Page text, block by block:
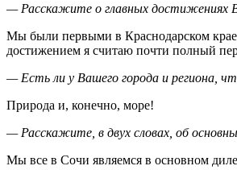
— Расскажите о главных достижениях
Мы были первыми в Краснодарском
достижением я считаю почти полный
— Есть ли у Вашего города и региона,
Природа и, конечно, море!
— Расскажите, в двух словах, об
Мы все в Сочи являемся в основном